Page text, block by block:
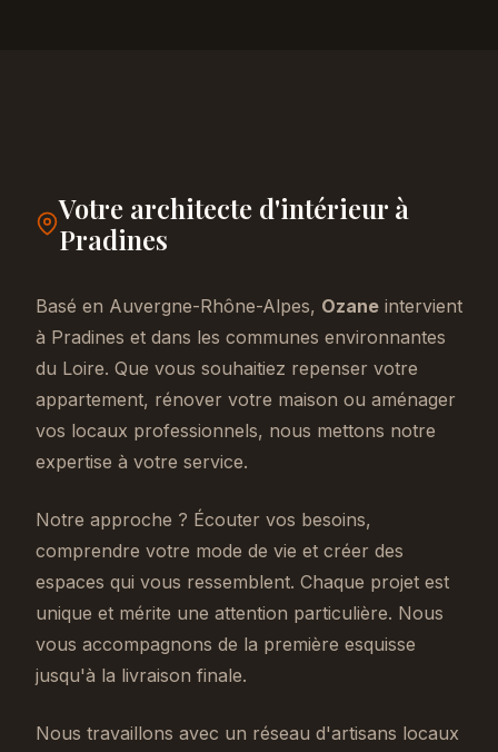
Votre architecte d'intérieur à
Pradines
Basé en Auvergne-Rhône-Alpes, Ozane intervient
à Pradines et dans les communes environnantes
du Loire. Que vous souhaitiez repenser votre
appartement, rénover votre maison ou aménager
vos locaux professionnels, nous mettons notre
expertise à votre service.
Notre approche ? Écouter vos besoins,
comprendre votre mode de vie et créer des
espaces qui vous ressemblent. Chaque projet est
unique et mérite une attention particulière. Nous
vous accompagnons de la première esquisse
jusqu'à la livraison finale.
Nous travaillons avec un réseau d'artisans locaux